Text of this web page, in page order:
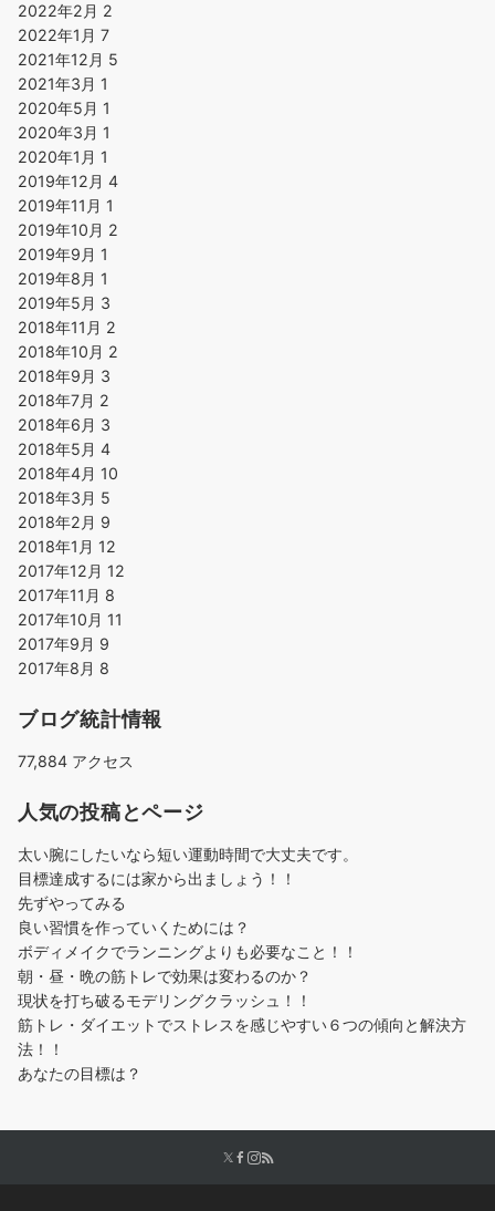
2022年2月 2
2022年1月 7
2021年12月 5
2021年3月 1
2020年5月 1
2020年3月 1
2020年1月 1
2019年12月 4
2019年11月 1
2019年10月 2
2019年9月 1
2019年8月 1
2019年5月 3
2018年11月 2
2018年10月 2
2018年9月 3
2018年7月 2
2018年6月 3
2018年5月 4
2018年4月 10
2018年3月 5
2018年2月 9
2018年1月 12
2017年12月 12
2017年11月 8
2017年10月 11
2017年9月 9
2017年8月 8
ブログ統計情報
77,884 アクセス
人気の投稿とページ
太い腕にしたいなら短い運動時間で大丈夫です。
目標達成するには家から出ましょう！！
先ずやってみる
良い習慣を作っていくためには？
ボディメイクでランニングよりも必要なこと！！
朝・昼・晩の筋トレで効果は変わるのか？
現状を打ち破るモデリングクラッシュ！！
筋トレ・ダイエットでストレスを感じやすい６つの傾向と解決方
法！！
あなたの目標は？